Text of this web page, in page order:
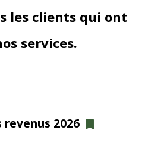
les clients qui ont
services.
revenus 2026